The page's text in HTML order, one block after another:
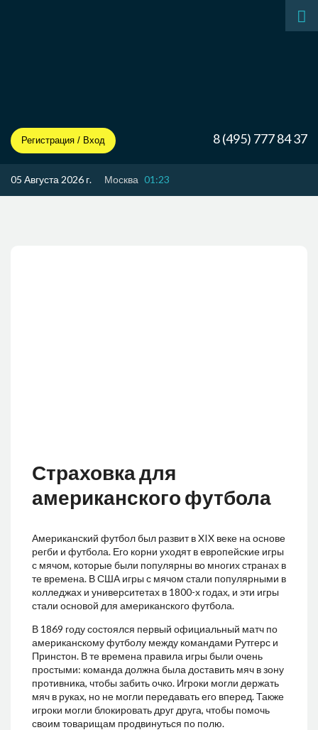
Регистрация / Вход 8 (495) 777 84 37
05 Августа 2026 г. Москва 01:23
Страховка для
американского футбола
Американский футбол был развит в XIX веке на основе
регби и футбола. Его корни уходят в европейские игры
с мячом, которые были популярны во многих странах в
те времена. В США игры с мячом стали популярными в
колледжах и университетах в 1800-х годах, и эти игры
стали основой для американского футбола.
В 1869 году состоялся первый официальный матч по
американскому футболу между командами Рутгерс и
Принстон. В те времена правила игры были очень
простыми: команда должна была доставить мяч в зону
противника, чтобы забить очко. Игроки могли держать
мяч в руках, но не могли передавать его вперед. Также
игроки могли блокировать друг друга, чтобы помочь
своим товарищам продвинуться по полю.